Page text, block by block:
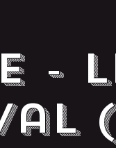
-